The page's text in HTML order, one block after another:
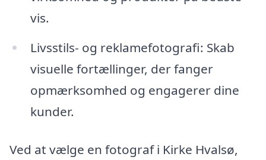
vis.
Livsstils- og reklamefotografi: Skab
visuelle fortællinger, der fanger
opmærksomhed og engagerer dine
kunder.
Ved at vælge en fotograf i Kirke Hvalsø,